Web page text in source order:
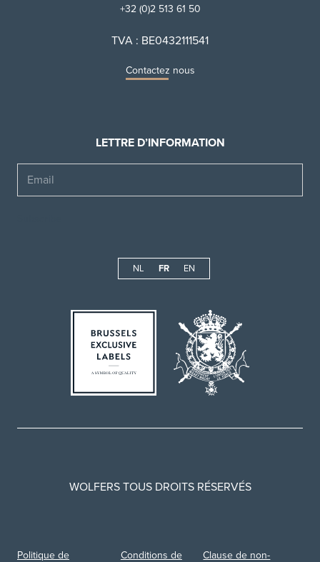
+32 (0)2 513 61 50
TVA : BE0432111541
Contactez nous
LETTRE D’INFORMATION
NL FR EN
WOLFERS TOUS DROITS RÉSERVÉS
Politique de Conditions de Clause de non-